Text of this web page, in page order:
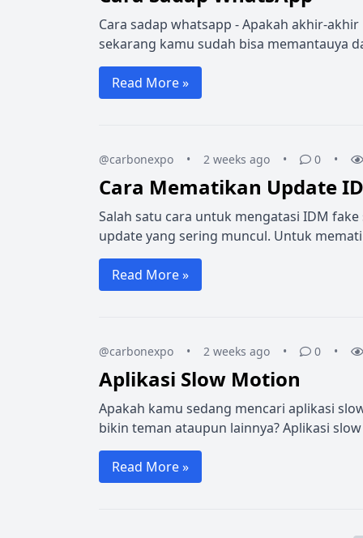
Cara sadap whatsapp - Apakah akhir-
sekarang kamu sudah bisa memantauya
Read More »
@carbonexpo • 2 weeks ago • 0 •
Cara Mematikan Update
Salah satu cara untuk mengatasi IDM
update yang sering muncul. Untuk
Read More »
@carbonexpo • 2 weeks ago • 0 •
Aplikasi Slow Motion
Apakah kamu sedang mencari aplikasi
bikin teman ataupun lainnya? Aplikasi
Read More »